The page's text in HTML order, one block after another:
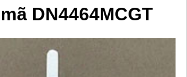
DN4464MCGT